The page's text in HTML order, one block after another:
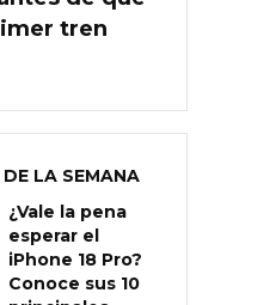
tren
LA SEMANA
¿Vale la pena
esperar el
iPhone 18 Pro?
Conoce sus 10